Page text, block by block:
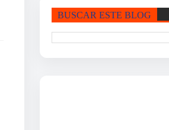
BUSCAR ESTE BLOG